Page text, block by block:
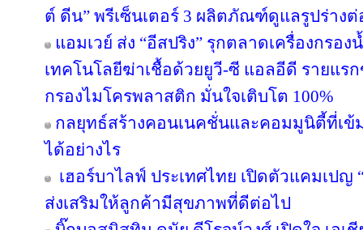
ต์ ดีน” พรีเซ็นเตอร์ 3 ผลิตภัณฑ์ดูแลรูปร่าง
แอมเวย์ ส่ง “อีสปริง” รุกตลาดเครื่องกรอ
เทคโนโลยีฆ่าเชื้อด้วยยูวี-ซี แอลอีดี รายแ
กรองไมโครพลาสติก มั่นใจเติบโต 100%
กลยุทธ์สร้างคอนเนคชั่นและคอมมูนิตี้ที่เข้
ได้อย่างไร
เฮอร์บาไลฟ์ ประเทศไทย เปิดตัวแคมเปญ
ส่งเสริมให้ลูกค้ามีสุขภาพที่ดีต่อไป